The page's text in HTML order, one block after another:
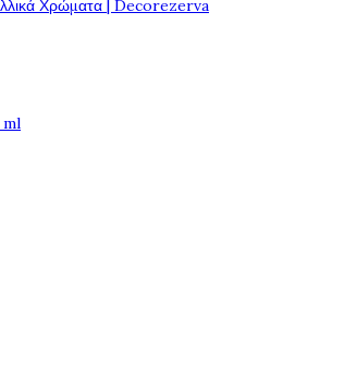
Χρώματα | Decorezerva
ml